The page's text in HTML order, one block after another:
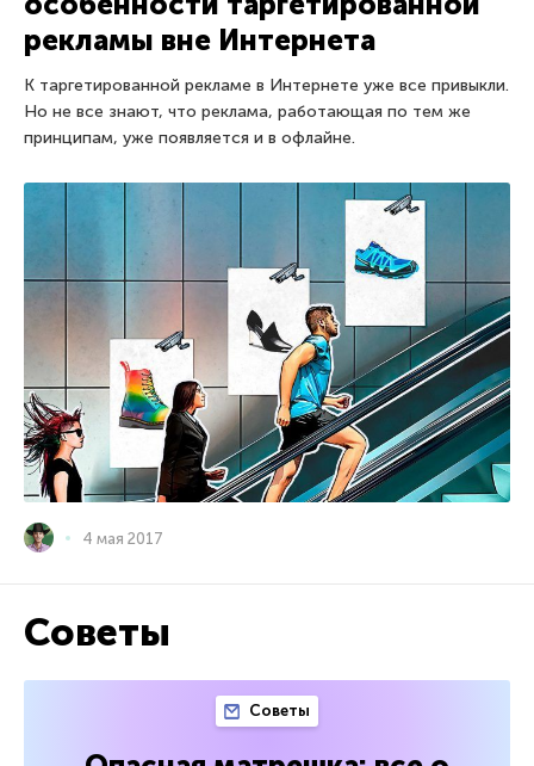
рекламы вне Интернета
К таргетированной рекламе в Интернете уже все привыкли.
Но не все знают, что реклама, работающая по тем же
принципам, уже появляется и в офлайне.
4 мая 2017
Советы
Советы